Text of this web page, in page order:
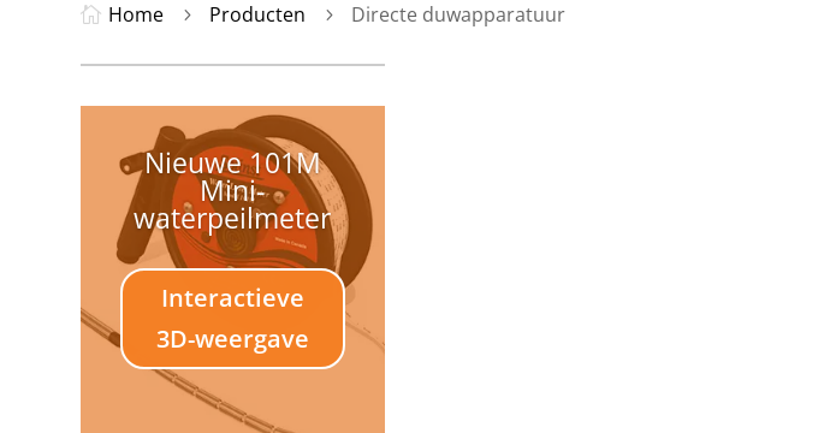
 Home 5 Producten 5 Directe duwapparatuur
Nieuwe 101M
Mini-
waterpeilmeter
Interactieve
3D-weergave